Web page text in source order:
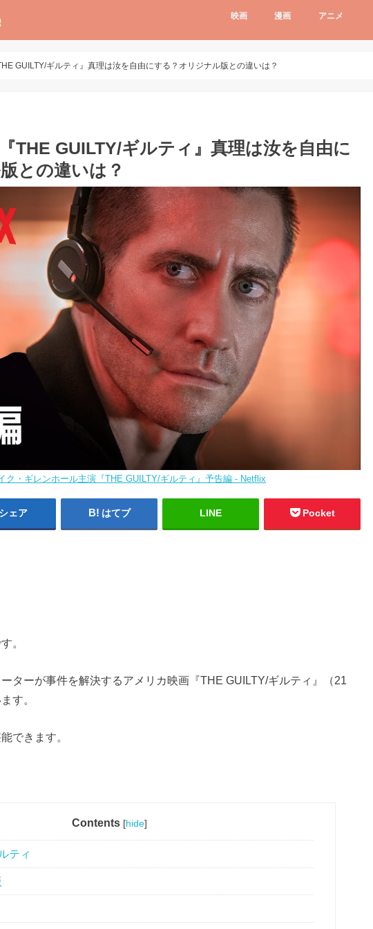
映画 漫画 アニメ
GUILTY/ギルティ』真理は汝を自由にする？オリジナル版との違いは？
THE GUILTY/ギルティ』真理は汝を自由に
との違いは？
ク・ギレンホール主演『THE GUILTY/ギルティ』予告編 - Netflix
シェア はてブ LINE Pocket
。
ターが事件を解決するアメリカ映画『THE GUILTY/ギルティ』（21
す。
できます。
Contents [hide]
ティ